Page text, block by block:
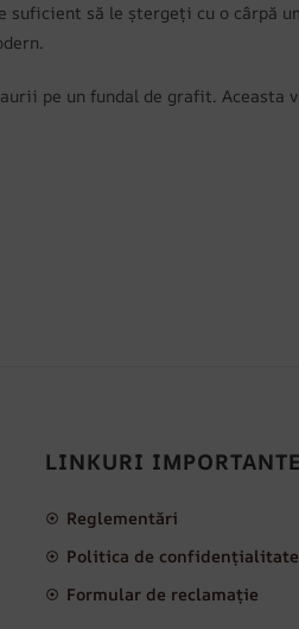
să le ștergeți cu o cârpă
pe un fundal de grafit. Aceasta
LINKURI IMPORTANTE
Reglementări
Politica de confidențialitate
Formular de reclamație